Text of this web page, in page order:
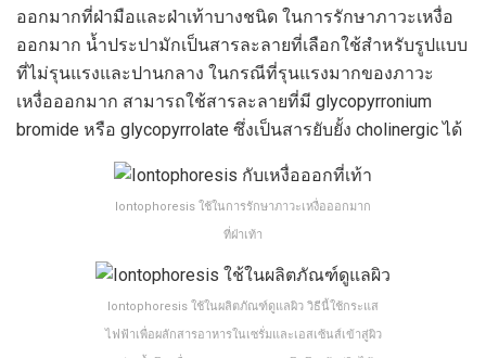
ออกมากที่ฝ่ามือและฝ่าเท้าบางชนิด ในการรักษาภาวะเหงื่อ
ออกมาก น้ำประปามักเป็นสารละลายที่เลือกใช้สำหรับรูปแบบ
ที่ไม่รุนแรงและปานกลาง ในกรณีที่รุนแรงมากของภาวะ
เหงื่อออกมาก สามารถใช้สารละลายที่มี glycopyrronium
bromide หรือ glycopyrrolate ซึ่งเป็นสารยับยั้ง cholinergic ได้
Iontophoresis ใช้ในการรักษาภาวะเหงื่อออกมาก
ที่ฝ่าเท้า
Iontophoresis ใช้ในผลิตภัณฑ์ดูแลผิว วิธีนี้ใช้กระแส
ไฟฟ้าเพื่อผลักสารอาหารในเซรั่มและเอสเซ้นส์เข้าสู่ผิว